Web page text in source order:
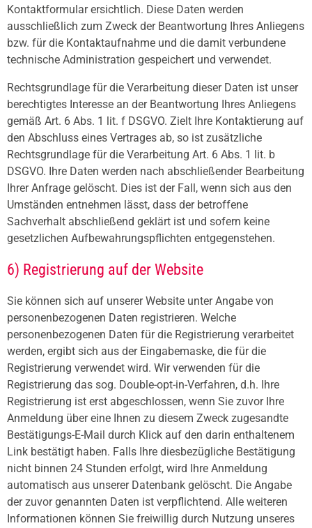
Kontaktformular ersichtlich. Diese Daten werden
ausschließlich zum Zweck der Beantwortung Ihres Anliegens
bzw. für die Kontaktaufnahme und die damit verbundene
technische Administration gespeichert und verwendet.
Rechtsgrundlage für die Verarbeitung dieser Daten ist unser
berechtigtes Interesse an der Beantwortung Ihres Anliegens
gemäß Art. 6 Abs. 1 lit. f DSGVO. Zielt Ihre Kontaktierung auf
den Abschluss eines Vertrages ab, so ist zusätzliche
Rechtsgrundlage für die Verarbeitung Art. 6 Abs. 1 lit. b
DSGVO. Ihre Daten werden nach abschließender Bearbeitung
Ihrer Anfrage gelöscht. Dies ist der Fall, wenn sich aus den
Umständen entnehmen lässt, dass der betroffene
Sachverhalt abschließend geklärt ist und sofern keine
gesetzlichen Aufbewahrungspflichten entgegenstehen.
6) Registrierung auf der Website
Sie können sich auf unserer Website unter Angabe von
personenbezogenen Daten registrieren. Welche
personenbezogenen Daten für die Registrierung verarbeitet
werden, ergibt sich aus der Eingabemaske, die für die
Registrierung verwendet wird. Wir verwenden für die
Registrierung das sog. Double-opt-in-Verfahren, d.h. Ihre
Registrierung ist erst abgeschlossen, wenn Sie zuvor Ihre
Anmeldung über eine Ihnen zu diesem Zweck zugesandte
Bestätigungs-E-Mail durch Klick auf den darin enthaltenem
Link bestätigt haben. Falls Ihre diesbezügliche Bestätigung
nicht binnen 24 Stunden erfolgt, wird Ihre Anmeldung
automatisch aus unserer Datenbank gelöscht. Die Angabe
der zuvor genannten Daten ist verpflichtend. Alle weiteren
Informationen können Sie freiwillig durch Nutzung unseres